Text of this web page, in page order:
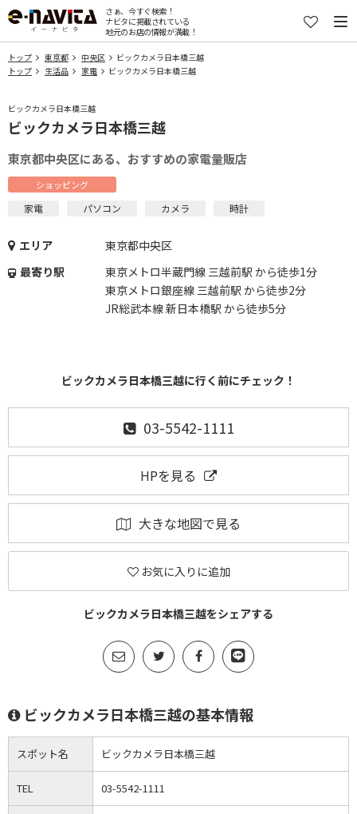
さぁ、今すぐ検索！
ナビタに掲載されている
地元のお店の情報が満載！
トップ 東京都 中央区
ビックカメラ日本橋三越
トップ
生活品 家電 ビックカメラ日本橋三越
ビックカメラ日本橋三越
ビックカメラ日本橋三越
東京都中央区にある、おすすめの家電量販店
ショッピング
家電 パソコン カメラ 時計
エリア
東京都中央区
最寄り駅
東京メトロ半蔵門線 三越前駅 から徒歩1分
東京メトロ銀座線 三越前駅 から徒歩2分
JR総武本線 新日本橋駅 から徒歩5分
ビックカメラ日本橋三越に行く前にチェック！
03-5542-1111
HPを見る
大きな地図で見る
お気に入りに追加
ビックカメラ日本橋三越をシェアする
ビックカメラ日本橋三越の基本情報
スポット名 ビックカメラ日本橋三越
TEL 03-5542-1111